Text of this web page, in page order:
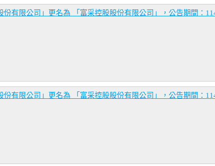
有限公司」更名為 「富采控股股份有限公司」，公告期間：
有限公司」更名為 「富采控股股份有限公司」，公告期間：